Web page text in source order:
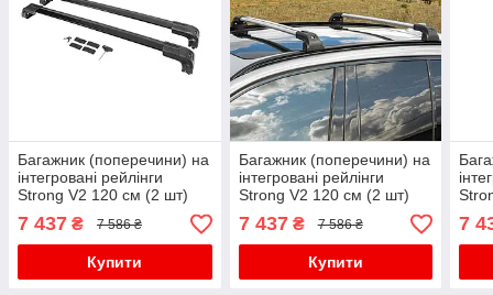
Багажник (поперечини) на
інтегровані рейлінги
Strong V2 120 см (2 шт)
Чорний для бмв 2 серія
Active Tourer F45/46 2014-
2021 рр
7 437 ₴ 7 586 ₴
Купити
Багажник (поперечини) на
інтегровані рейлінги
Strong V2 120 см (2 шт)
Сірий для бмв X2 F39
2018-2023 рр
7 437₴ 7 586 ₴
Купити
7